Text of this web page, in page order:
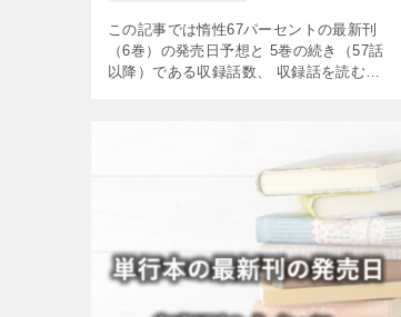
この記事では惰性67パーセントの最新刊
（6巻）の発売日予想と 5巻の続き（57話
以降）である収録話数、 収録話を読む方